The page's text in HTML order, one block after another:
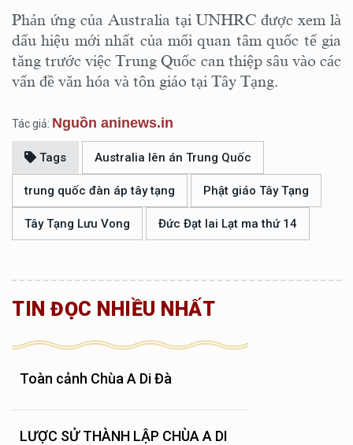
Phản ứng của Australia tại UNHRC được xem là
dấu hiệu mới nhất của mối quan tâm quốc tế gia
tăng trước việc Trung Quốc can thiệp sâu vào các
vấn đề văn hóa và tôn giáo tại Tây Tạng.
Tác giả: Nguồn aninews.in
Tags Australia lên án Trung Quốc
trung quốc đàn áp tây tạng Phật giáo Tây Tạng
Tây Tạng Lưu Vong Đức Đạt lai Lạt ma thứ 14
TIN ĐỌC NHIỀU NHẤT
Toàn cảnh Chùa A Di Đà
LƯỢC SỬ THÀNH LẬP CHÙA A DI